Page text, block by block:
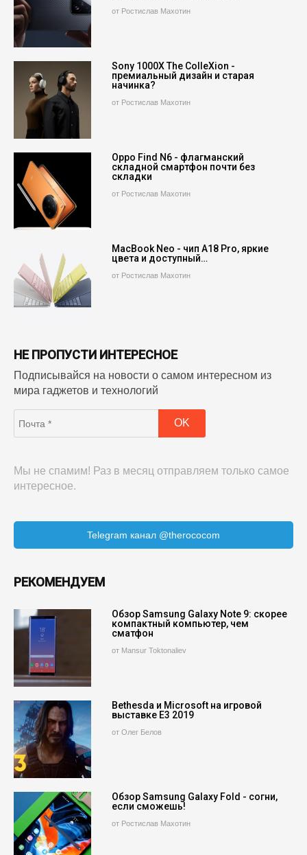
от Ростислав Махотин
Sony 1000X The ColleXion -
премиальный дизайн и старая
начинка?
от Ростислав Махотин
Oppo Find N6 - флагманский
складной смартфон почти без
складки
от Ростислав Махотин
MacBook Neo - чип A18 Pro, яркие
цвета и доступный…
от Ростислав Махотин
НЕ ПРОПУСТИ ИНТЕРЕСНОЕ
Подписывайся на новости о самом интересном из
мира гаджетов и технологий
Мы не спамим! Раз в месяц отправляем только самое
интересное.
Telegram канал @therococom
РЕКОМЕНДУЕМ
Обзор Samsung Galaxy Note 9: скорее
компактный компьютер, чем
сматфон
от Mansur Toktonaliev
Bethesda и Microsoft на игровой
выставке E3 2019
от Олег Белов
Обзор Samsung Galaxy Fold - согни,
если сможешь!
от Ростислав Махотин